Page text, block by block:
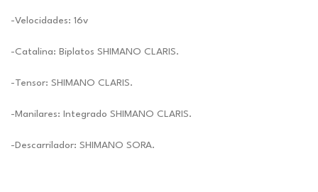
-Velocidades: 16v
-Catalina: Biplatos SHIMANO CLARIS.
-Tensor: SHIMANO CLARIS.
-Manilares: Integrado SHIMANO CLARIS.
-Descarrilador: SHIMANO SORA.